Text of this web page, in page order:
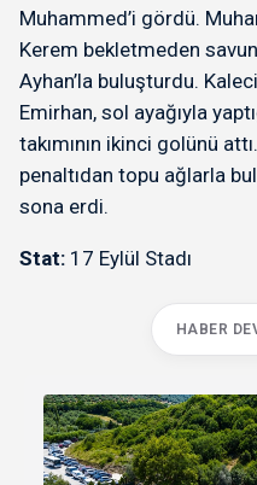
Muhammed’i gördü.
Kerem bekletmeden
Ayhan’la buluşturdu.
Emirhan, sol ayağıyla
takımının ikinci golünü
penaltıdan topu ağlarla
sona erdi.
Stat: 17 Eylül Stadı
HABER